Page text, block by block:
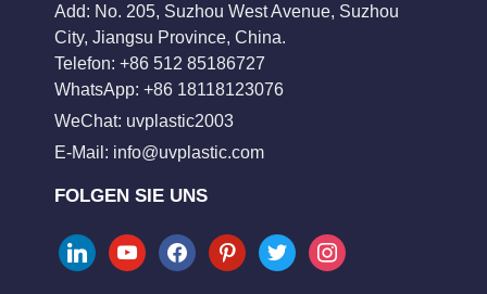
Add: No. 205, Suzhou West Avenue, Suzhou
City, Jiangsu Province, China.
Telefon: +86 512 85186727
WhatsApp: +86 18118123076
WeChat: uvplastic2003
E-Mail: info@uvplastic.com
FOLGEN SIE UNS
linkedinyoutubefacebookpinteresttwitter instagram